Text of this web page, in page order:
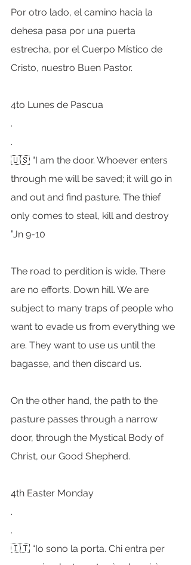
Por otro lado, el camino hacia la
dehesa pasa por una puerta
estrecha, por el Cuerpo Místico de
Cristo, nuestro Buen Pastor.
4to Lunes de Pascua
.
.
🇺🇸 “I am the door. Whoever enters
through me will be saved; it will go in
and out and find pasture. The thief
only comes to steal, kill and destroy
”Jn 9-10
The road to perdition is wide. There
are no efforts. Down hill. We are
subject to many traps of people who
want to evade us from everything we
are. They want to use us until the
bagasse, and then discard us.
On the other hand, the path to the
pasture passes through a narrow
door, through the Mystical Body of
Christ, our Good Shepherd.
4th Easter Monday
.
.
🇮🇹 “Io sono la porta. Chi entra per